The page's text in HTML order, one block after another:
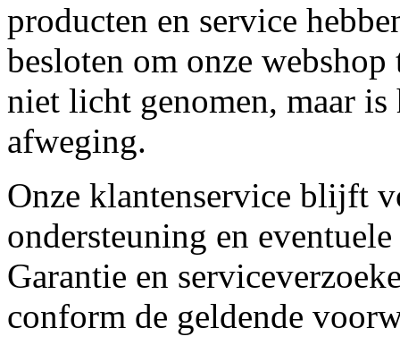
producten en service
besloten om onze
niet licht genomen, maar
afweging.
Onze klantenservice blijft
ondersteuning en
Garantie en
conform de geldende